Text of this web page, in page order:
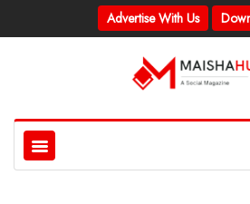
Advertise With Us